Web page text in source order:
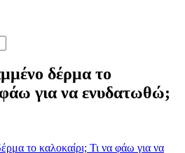
δέρμα το
για να ενυδατωθώ;